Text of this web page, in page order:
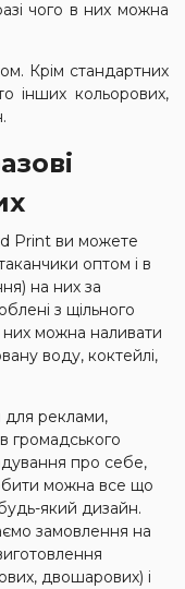
чого в них можна
Крім стандартних
інших кольорових,
Print ви можете
оптом і в
на них за
з щільного
них можна наливати
воду, коктейлі,
для реклами,
громадського
про себе,
можна все що
який дизайн.
замовлення на
двошарових) і